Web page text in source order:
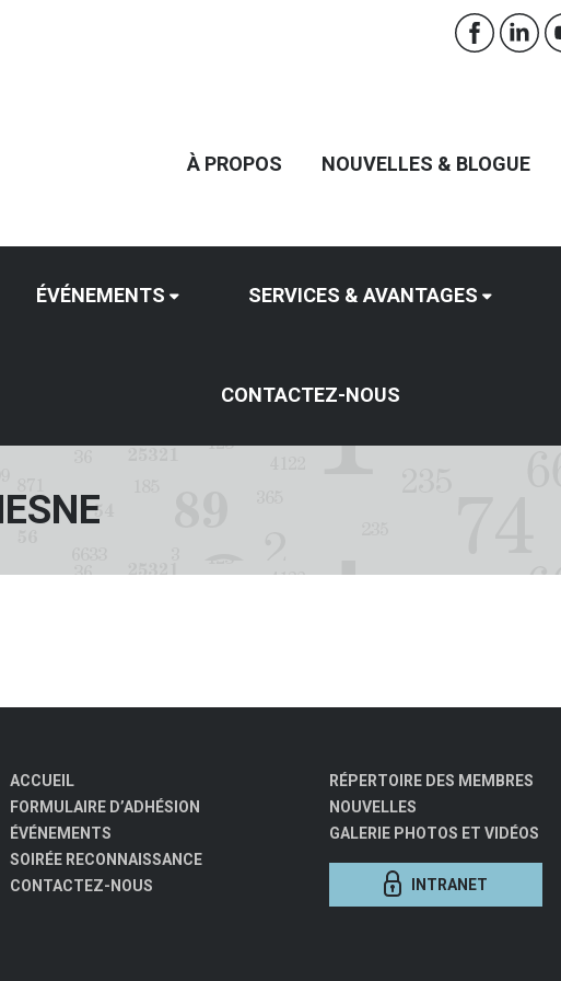
À PROPOS NOUVELLES & BLOGUE
ÉVÉNEMENTS SERVICES & AVANTAGES
CONTACTEZ-NOUS
ACCUEIL
FORMULAIRE D’ADHÉSION
ÉVÉNEMENTS
SOIRÉE RECONNAISSANCE
CONTACTEZ-NOUS
RÉPERTOIRE DES MEMBRES
NOUVELLES
GALERIE PHOTOS ET VIDÉOS
INTRANET